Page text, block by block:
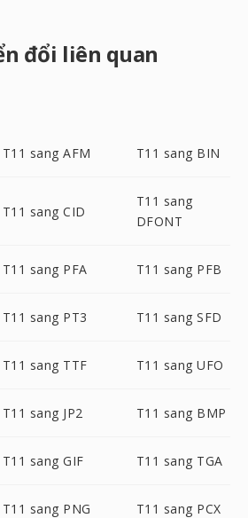
đổi liên quan
T11 sang AFM T11 sang BIN
T11 sang CID
T11 sang
DFONT
T11 sang PFA T11 sang PFB
T11 sang PT3 T11 sang SFD
T11 sang TTF T11 sang UFO
T11 sang JP2 T11 sang BMP
T11 sang GIF T11 sang TGA
T11 sang PNG T11 sang PCX